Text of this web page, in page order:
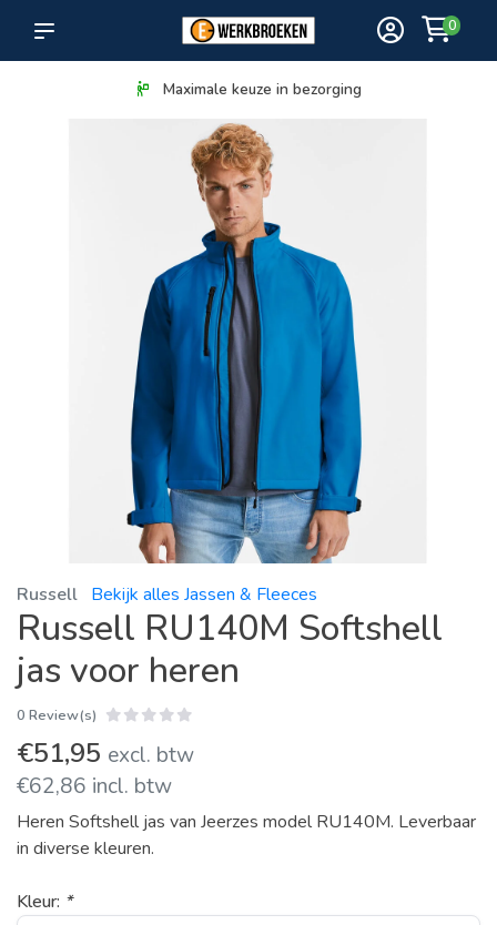
0
Maximale keuze in bezorging
Russell Bekijk alles Jassen & Fleeces
Russell RU140M Softshell
jas voor heren
0 Review(s)
€51,95 excl. btw
€62,86 incl. btw
Heren Softshell jas van Jeerzes model RU140M. Leverbaar
in diverse kleuren.
Kleur: *